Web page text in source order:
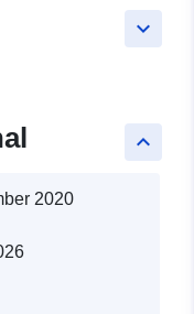
keyboard_arrow_down
keyboard_arrow_up
2020